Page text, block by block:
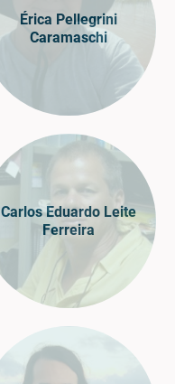
Érica Pellegrini
Caramaschi
Carlos Eduardo Leite
Ferreira